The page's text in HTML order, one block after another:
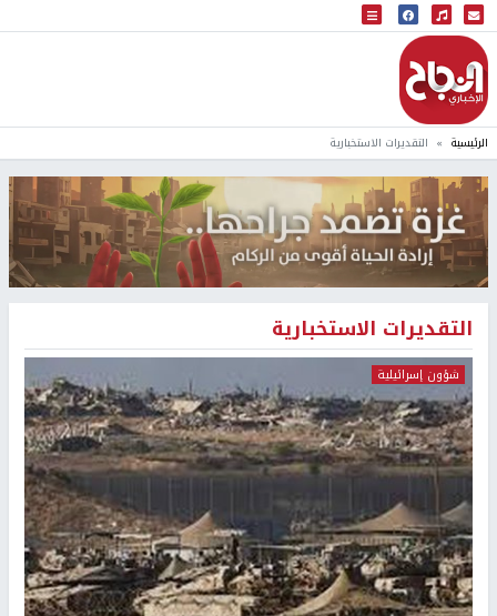
البث المباشر
إذاعة النجاح
الرئيسية التقديرات الاستخبارية
التقديرات الاستخبارية
شؤون إسرائيلية